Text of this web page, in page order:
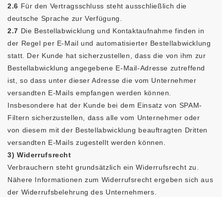
2.6 Für den Vertragsschluss steht ausschließlich die
deutsche Sprache zur Verfügung.
2.7 Die Bestellabwicklung und Kontaktaufnahme finden in
der Regel per E-Mail und automatisierter Bestellabwicklung
statt. Der Kunde hat sicherzustellen, dass die von ihm zur
Bestellabwicklung angegebene E-Mail-Adresse zutreffend
ist, so dass unter dieser Adresse die vom Unternehmer
versandten E-Mails empfangen werden können.
Insbesondere hat der Kunde bei dem Einsatz von SPAM-
Filtern sicherzustellen, dass alle vom Unternehmer oder
von diesem mit der Bestellabwicklung beauftragten Dritten
versandten E-Mails zugestellt werden können.
3) Widerrufsrecht
Verbrauchern steht grundsätzlich ein Widerrufsrecht zu.
Nähere Informationen zum Widerrufsrecht ergeben sich aus
der Widerrufsbelehrung des Unternehmers.